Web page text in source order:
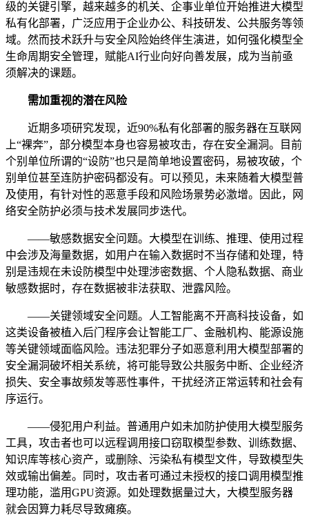
级的关键引擎，越来越多的机关、企事业单位开始推进大模型
私有化部署，广泛应用于企业办公、科技研发、公共服务等领
域。然而技术跃升与安全风险始终伴生演进，如何强化模型全
生命周期安全管理，赋能AI行业向好向善发展，成为当前亟
须解决的课题。
需加重视的潜在风险
近期多项研究发现，近90%私有化部署的服务器在互联网
上“裸奔”，部分模型本身也容易被攻击，存在安全漏洞。目前
个别单位所谓的“设防”也只是简单地设置密码，易被攻破，个
别单位甚至连防护密码都没有。可以预见，未来随着大模型普
及使用，有针对性的恶意手段和风险场景势必激增。因此，网
络安全防护必须与技术发展同步迭代。
——敏感数据安全问题。大模型在训练、推理、使用过程
中会涉及海量数据，如用户在输入数据时不当存储和处理，特
别是违规在未设防模型中处理涉密数据、个人隐私数据、商业
敏感数据时，存在数据被非法获取、泄露风险。
——关键领域安全问题。人工智能离不开高科技设备，如
这类设备被植入后门程序会让智能工厂、金融机构、能源设施
等关键领域面临风险。违法犯罪分子如恶意利用大模型部署的
安全漏洞破坏相关系统，将可能导致公共服务中断、企业经济
损失、安全事故频发等恶性事件，干扰经济正常运转和社会有
序运行。
——侵犯用户利益。普通用户如未加防护使用大模型服务
工具，攻击者也可以远程调用接口窃取模型参数、训练数据、
知识库等核心资产，或删除、污染私有模型文件，导致模型失
效或输出偏差。同时，攻击者可通过未授权的接口调用模型推
理功能，滥用GPU资源。如处理数据量过大，大模型服务器
就会因算力耗尽导致瘫痪。